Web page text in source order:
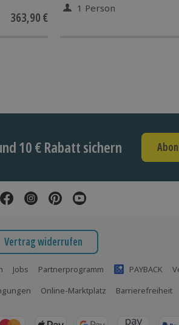
363,90 €
1 Person
10 € Rabatt sichern
Vertrag widerrufen
Jobs Partnerprogramm PAYBACK
Online-Marktplatz Barrierefreiheit